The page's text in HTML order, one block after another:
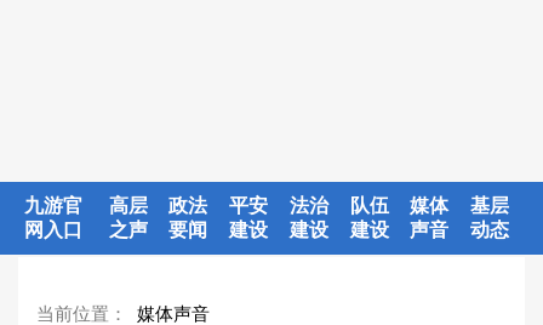
九游官
网入口
高层
之声
政法
要闻
平安
建设
法治
建设
队伍
建设
媒体
声音
基层
动态
当前位置： 媒体声音